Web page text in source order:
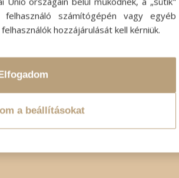
számítógépén vagy egyéb
hozzájárulását kell kérniük.
a beállításokat